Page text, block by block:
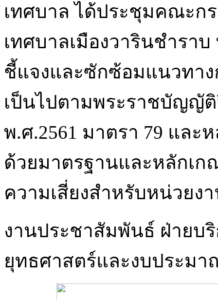
เทศบาล ได้ประชุมคณะก
เทศบาลเมืองวารินชำราบ
ชี้แจงและซักซ้อมแนวทาง
เป็นไปตามพระราชบัญญัติ
พ.ศ.2561 มาตรา 79 และ
ด้วยมาตรฐานและหลักเ
ความเสี่ยงสำหรับหน่วยง
งานประชาสัมพันธ์ ฝ่ายบ
ยุทธศาสตร์และงบประมา